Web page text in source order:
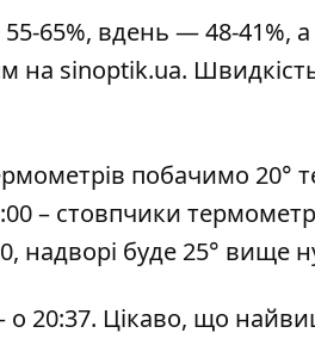
55-65%, вдень — 48-41%,
на sinoptik.ua.
побачимо 20°
– стовпчики
надворі буде 25° вище
о 20:37. Цікаво, що